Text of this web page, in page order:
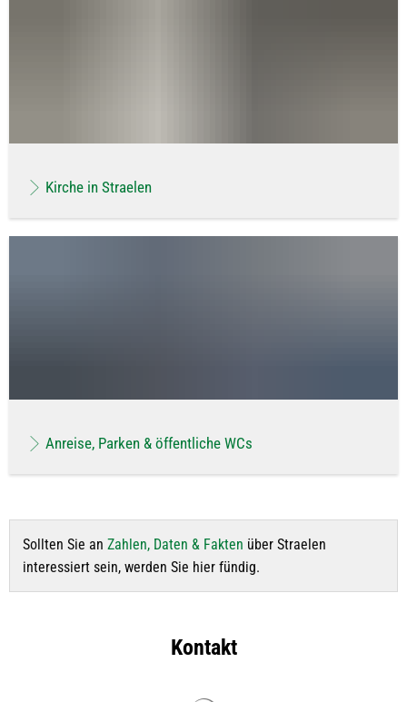
Kirche in Straelen
Anreise, Parken & öffentliche WCs
Sollten Sie an Zahlen, Daten & Fakten über Straelen
interessiert sein, werden Sie hier fündig.
Kontakt